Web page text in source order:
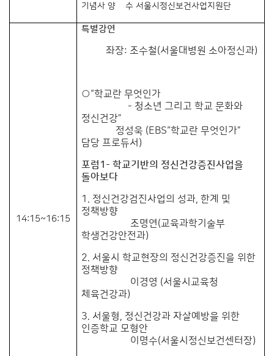
기념사 양 수 서울시정신보건사업지원단
14:15~16:15
특별강연
좌장: 조수철(서울대병원 소아정신과)
○“학교란 무엇인가
- 청소년 그리고 학교 문화와
정신건강”
정성욱 (EBS“학교란 무엇인가”
담당 프로듀서)
포럼1- 학교기반의 정신건강증진사업을
돌아보다
1. 정신건강검진사업의 성과, 한계 및
정책방향
조명연(교육과학기술부
학생건강안전과)
2. 서울시 학교현장의 정신건강증진을 위한
정책방향
이경영 (서울시교육청
체육건강과)
3. 서울형, 정신건강과 자살예방을 위한
인증학교 모형안
이명수(서울시정신보건센터장)